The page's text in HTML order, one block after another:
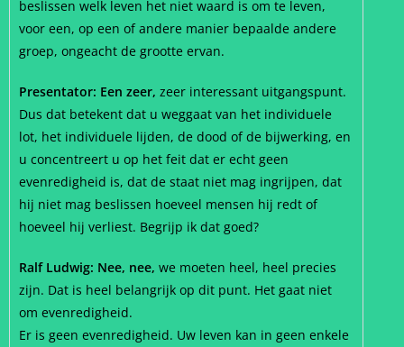
beslissen welk leven het niet waard is om te leven,
voor een, op een of andere manier bepaalde andere
groep, ongeacht de grootte ervan.
Presentator: Een zeer, zeer interessant uitgangspunt.
Dus dat betekent dat u weggaat van het individuele
lot, het individuele lijden, de dood of de bijwerking, en
u concentreert u op het feit dat er echt geen
evenredigheid is, dat de staat niet mag ingrijpen, dat
hij niet mag beslissen hoeveel mensen hij redt of
hoeveel hij verliest. Begrijp ik dat goed?
Ralf Ludwig: Nee, nee, we moeten heel, heel precies
zijn. Dat is heel belangrijk op dit punt. Het gaat niet
om evenredigheid.
Er is geen evenredigheid. Uw leven kan in geen enkele